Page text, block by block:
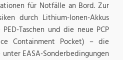
für Notfälle an Bord. Zur
durch Lithium-Ionen-Akkus
Taschen und die neue PCP
Containment Pocket) – die
EASA-Sonderbedingungen